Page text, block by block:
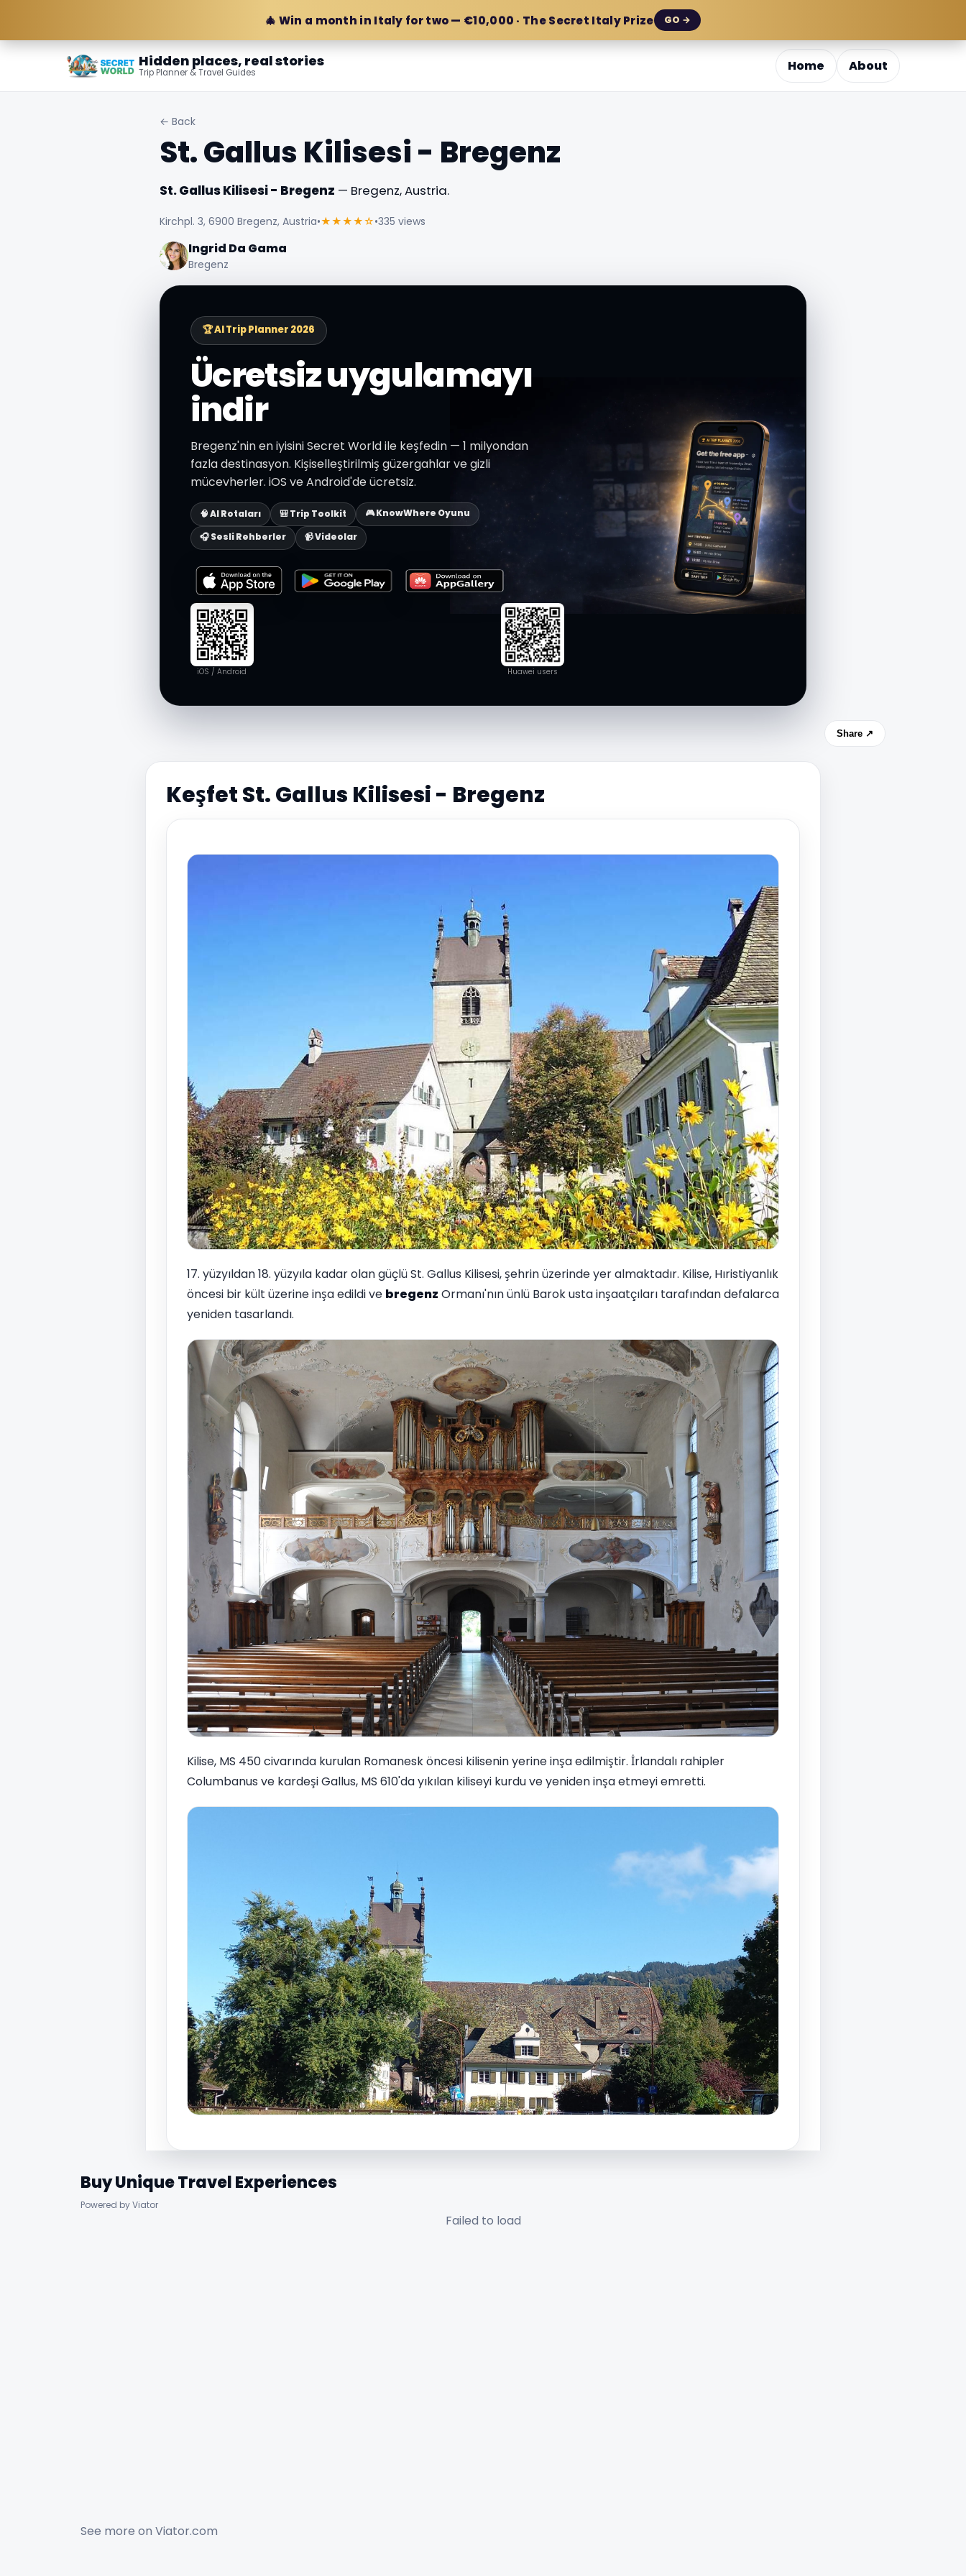
🎄 Win a month in Italy for two — €10,000 · The Secret Italy Prize GO →
Hidden places, real stories
Trip Planner & Travel Guides Home About
← Back
St. Gallus Kilisesi - Bregenz
St. Gallus Kilisesi - Bregenz — Bregenz, Austria.
Kirchpl. 3, 6900 Bregenz, Austria•★★★★☆•335 views
Ingrid Da Gama
Bregenz
🏆 AI Trip Planner 2026
Ücretsiz uygulamayı
indir
Bregenz'nin en iyisini Secret World ile keşfedin — 1 milyondan
fazla destinasyon. Kişiselleştirilmiş güzergahlar ve gizli
mücevherler. iOS ve Android'de ücretsiz.
🧠 AI Rotaları 🎒 Trip Toolkit
🎮 KnowWhere Oyunu
🎧 Sesli Rehberler
📹 Videolar
iOS / Android Huawei users
Share ↗
Keşfet St. Gallus Kilisesi - Bregenz
17. yüzyıldan 18. yüzyıla kadar olan güçlü St. Gallus Kilisesi, şehrin üzerinde yer almaktadır. Kilise, Hıristiyanlık
öncesi bir kült üzerine inşa edildi ve bregenz Ormanı'nın ünlü Barok usta inşaatçıları tarafından defalarca
yeniden tasarlandı.
Kilise, MS 450 civarında kurulan Romanesk öncesi kilisenin yerine inşa edilmiştir. İrlandalı rahipler
Columbanus ve kardeşi Gallus, MS 610'da yıkılan kiliseyi kurdu ve yeniden inşa etmeyi emretti.
Buy Unique Travel Experiences
Powered by Viator
Failed to load
See more on Viator.com